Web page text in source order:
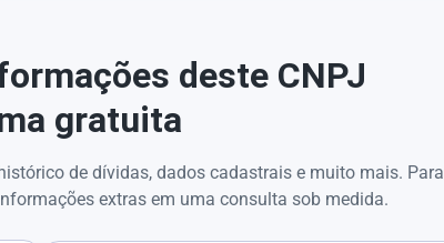
deste CNPJ
gratuita
de dívidas, dados cadastrais e muito mais. Para
extras em uma consulta sob medida.